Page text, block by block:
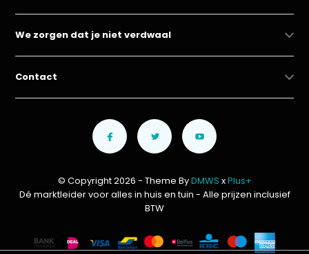
We zorgen dat je niet verdwaal
Contact
© Copyright 2026 - Theme ByDMWS xPlus+
Dé marktleider voor alles in huis en tuin - Alle prijzen inclusief
BTW